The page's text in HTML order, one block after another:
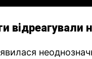
відреагували